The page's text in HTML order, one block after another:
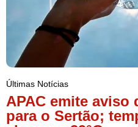
Últimas Notícias
APAC emite aviso
para o Sertão;